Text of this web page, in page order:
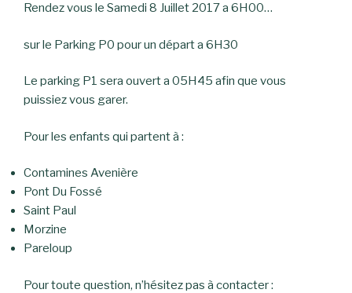
Rendez vous le Samedi 8 Juillet 2017 a 6H00…
sur le Parking P0 pour un départ a 6H30
Le parking P1 sera ouvert a 05H45 afin que vous
puissiez vous garer.
Pour les enfants qui partent à :
Contamines Avenière
Pont Du Fossé
Saint Paul
Morzine
Pareloup
Pour toute question, n’hésitez pas à contacter :